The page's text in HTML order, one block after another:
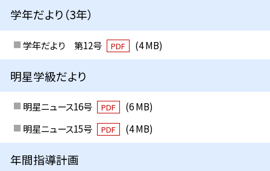
学年だより（3年）
学年だより 第12号 PDF (4 MB)
明星学級だより
明星ニュース16号 PDF
(6 MB)
明星ニュース15号
PDF (4 MB)
年間指導計画